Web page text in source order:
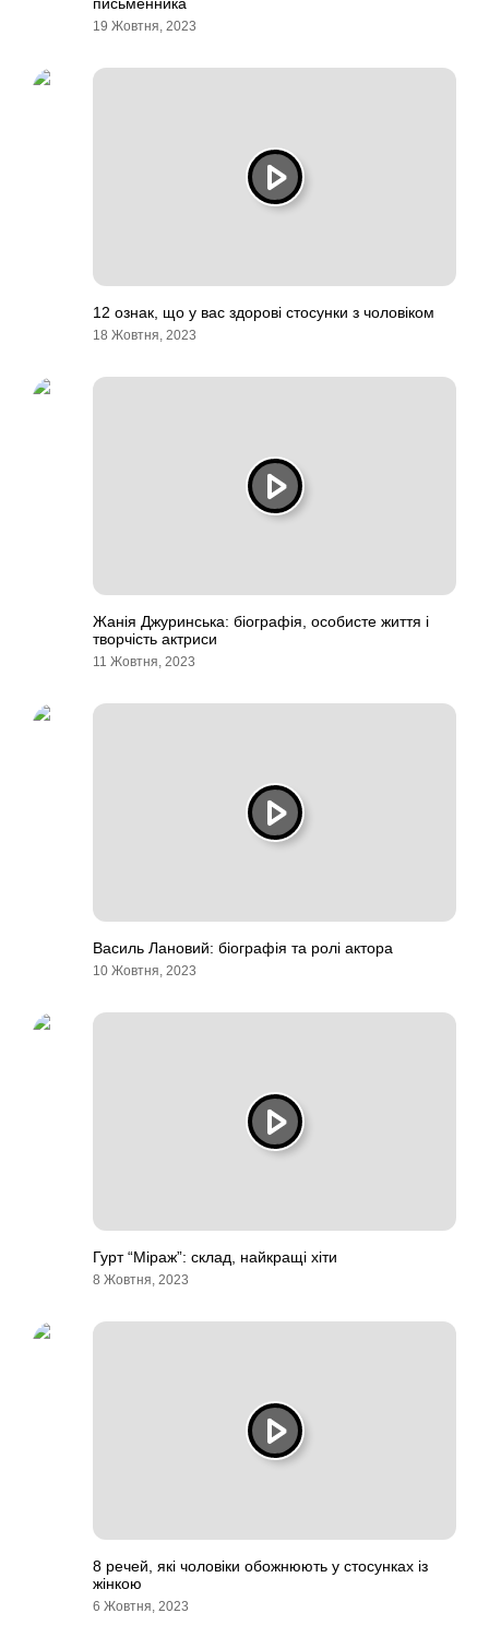
19 Жовтня, 2023
12 ознак, що у вас здорові стосунки з чоловіком
18 Жовтня, 2023
Жанія Джуринська: біографія, особисте життя і
творчість актриси
11 Жовтня, 2023
Василь Лановий: біографія та ролі актора
10 Жовтня, 2023
Гурт “Міраж”: склад, найкращі хіти
8 Жовтня, 2023
8 речей, які чоловіки обожнюють у стосунках із
жінкою
6 Жовтня, 2023